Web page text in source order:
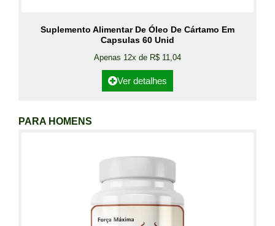
Suplemento Alimentar De Óleo De Cártamo Em
Capsulas 60 Unid
Apenas 12x de R$ 11,04
Ver detalhes
PARA HOMENS